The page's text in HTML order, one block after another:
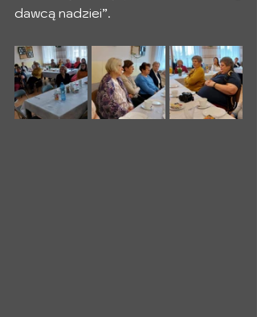
dawcą nadziei”.